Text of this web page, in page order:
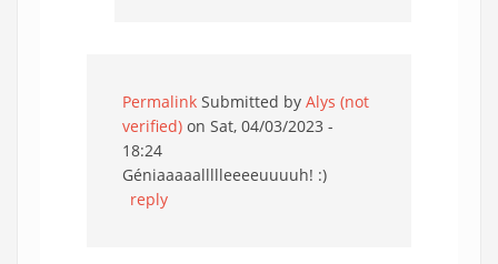
Permalink Submitted by Alys (not
verified) on Sat, 04/03/2023 -
18:24
Géniaaaaallllleeeeuuuuh! :)
reply